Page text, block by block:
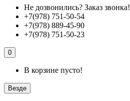
Не дозвонились? Заказ звонка!
+7(978) 751-50-54
+7(978) 889-45-90
+7(978) 751-50-23
0
В корзине пусто!
Везде